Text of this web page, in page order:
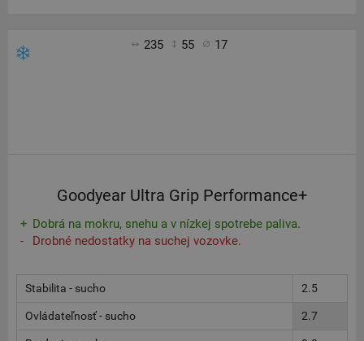
235 55 17
Goodyear Ultra Grip Performance+
Dobrá na mokru, snehu a v nízkej spotrebe paliva.
Drobné nedostatky na suchej vozovke.
Stabilita - sucho 2.5
Ovládateľnosť - sucho 2.7